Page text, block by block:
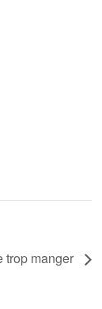
trop manger